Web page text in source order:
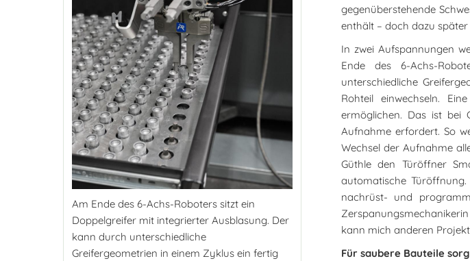
Am Ende des 6-Achs-Roboters sitzt ein
Doppelgreifer mit integrierter Ausblasung. Der
kann durch unterschiedliche
Greifergeometrien in einem Zyklus ein fertig
gegenüberstehende
enthält – doch dazu später
In zwei Aufspannungen
Ende des 6-Achs-
unterschiedliche
Rohteil einwechseln.
ermöglichen. Das ist bei
Aufnahme erfordert. So
Wechsel der Aufnahme
Güthle den Türöffner
automatische
nachrüst- und
kann mich anderen
Für saubere Bauteile